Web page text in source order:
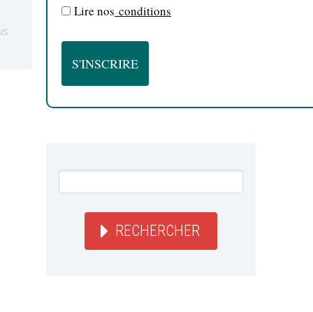
Lire nos conditions
RECHERCHER